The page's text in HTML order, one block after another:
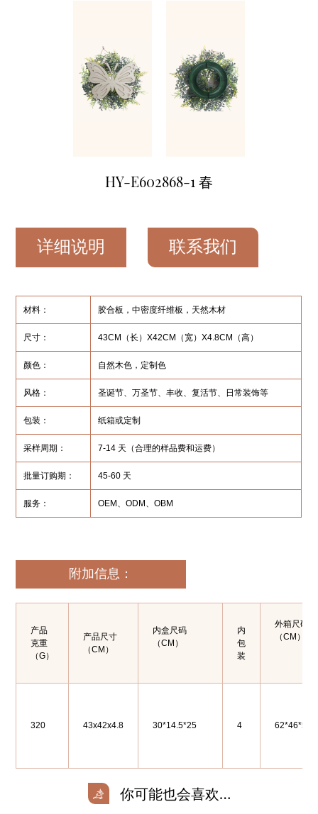
HY-E602868-1 春
详细说明 联系我们
材料： 胶合板，中密度纤维板，天然木材
尺寸： 43CM（长）X42CM（宽）X4.8CM（高）
颜色： 自然木色，定制色
风格： 圣诞节、万圣节、丰收、复活节、日常装饰等
包装： 纸箱或定制
采样周期： 7-14 天（合理的样品费和运费）
批量订购期： 45-60 天
服务： OEM、ODM、OBM
附加信息：
产品
克重
（G）
产品尺寸
（CM）
内盒尺码
（CM）
内
包
装
外箱尺码
（CM）
320 43x42x4.8 30*14.5*25 4 62*46*52
你可能也会喜欢…